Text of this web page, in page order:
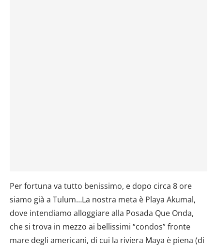
Per fortuna va tutto benissimo, e dopo circa 8 ore
siamo già a Tulum…La nostra meta è Playa Akumal,
dove intendiamo alloggiare alla Posada Que Onda,
che si trova in mezzo ai bellissimi “condos” fronte
mare degli americani, di cui la riviera Maya è piena (di